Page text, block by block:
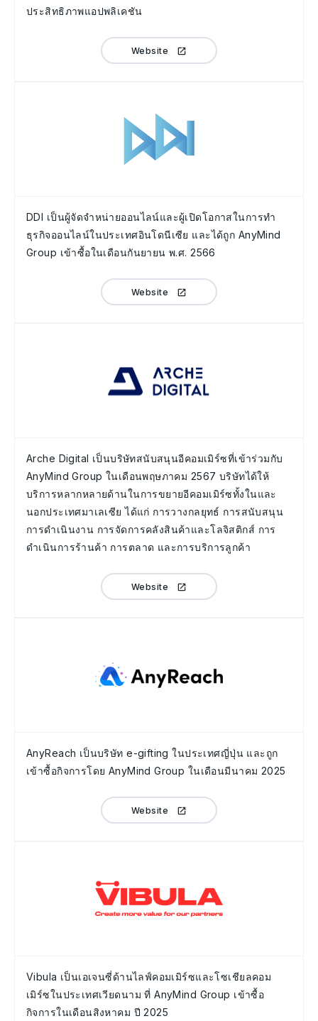
ประสิทธิภาพแอปพลิเคชัน
Website
DDI เป็นผู้จัดจำหน่ายออนไลน์และผู้เปิดโอกาสในการทำ
ธุรกิจออนไลน์ในประเทศอินโดนีเซีย และได้ถูก AnyMind
Group เข้าซื้อในเดือนกันยายน พ.ศ. 2566
Website
Arche Digital เป็นบริษัทสนับสนุนอีคอมเมิร์ซที่เข้าร่วมกับ
AnyMind Group ในเดือนพฤษภาคม 2567 บริษัทได้ให้
บริการหลากหลายด้านในการขยายอีคอมเมิร์ซทั้งในและ
นอกประเทศมาเลเซีย ได้แก่ การวางกลยุทธ์ การสนับสนุน
การดำเนินงาน การจัดการคลังสินค้าและโลจิสติกส์ การ
ดำเนินการร้านค้า การตลาด และการบริการลูกค้า
Website
AnyReach เป็นบริษัท e-gifting ในประเทศญี่ปุ่น และถูก
เข้าซื้อกิจการโดย AnyMind Group ในเดือนมีนาคม 2025
Website
Vibula เป็นเอเจนซี่ด้านไลฟ์คอมเมิร์ซและโซเชียลคอม
เมิร์ซในประเทศเวียดนาม ที่ AnyMind Group เข้าซื้อ
กิจการในเดือนสิงหาคม ปี 2025